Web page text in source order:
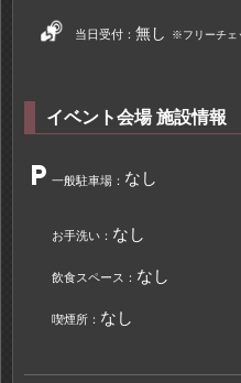
当日受付：無し ※フリーチェ
イベント会場 施設情報
local_parking 一般駐車場： なし
お手洗い： なし
飲食スペース： なし
喫煙所： なし